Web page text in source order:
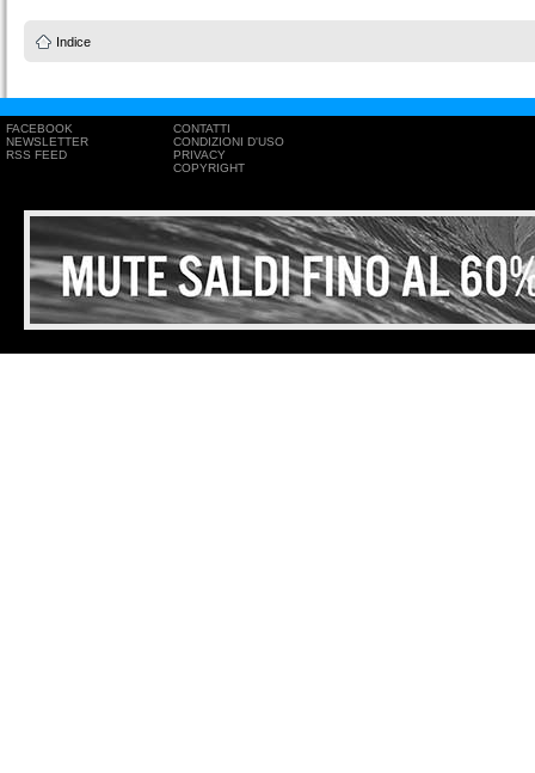
Indice
FACEBOOK
NEWSLETTER
RSS FEED
CONTATTI
CONDIZIONI D'USO
PRIVACY
COPYRIGHT